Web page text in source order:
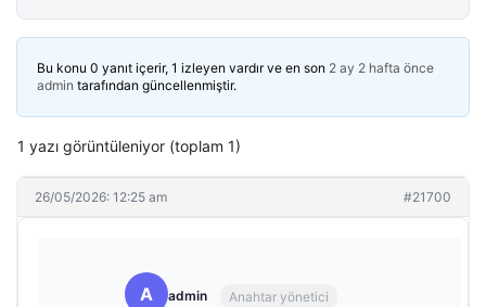
Bu konu 0 yanıt içerir, 1 izleyen vardır ve en son 2 ay 2 hafta önce
admin tarafından güncellenmiştir.
1 yazı görüntüleniyor (toplam 1)
26/05/2026: 12:25 am #21700
A admin Anahtar yönetici